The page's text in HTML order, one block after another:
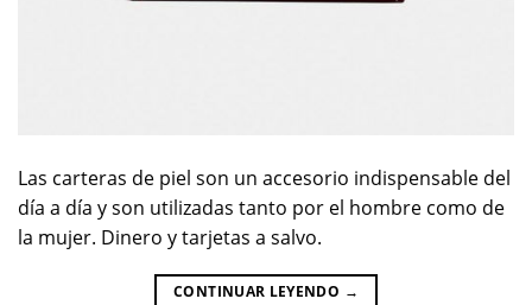
Las carteras de piel son un accesorio indispensable del
día a día y son utilizadas tanto por el hombre como de
la mujer. Dinero y tarjetas a salvo.
CONTINUAR LEYENDO →